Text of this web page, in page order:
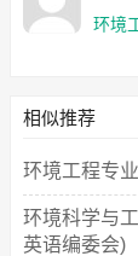
环境
相似推荐
环境工程专
环境科学与
英语编委会)